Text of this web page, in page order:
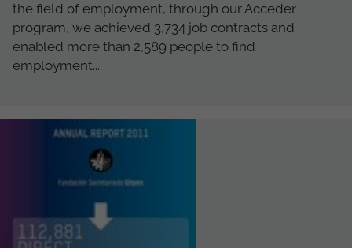
the field of employment, through our Acceder
program, we achieved 3,734 job contracts and
enabled more than 2,589 people to find
employment...